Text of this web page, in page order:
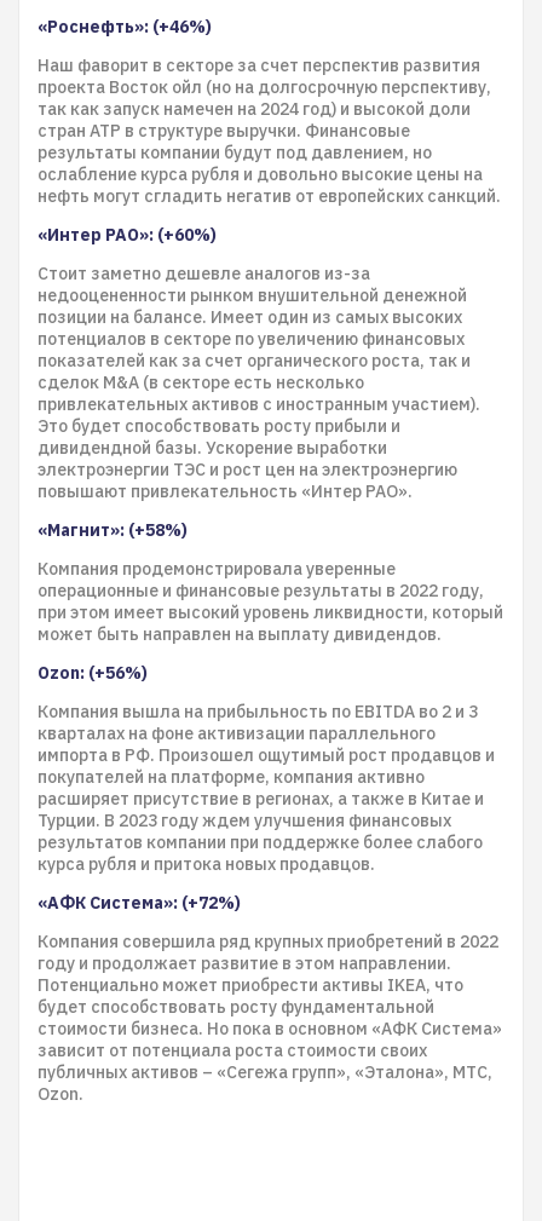
«Роснефть»: (+46%)
Наш фаворит в секторе за счет перспектив развития
проекта Восток ойл (но на долгосрочную перспективу,
так как запуск намечен на 2024 год) и высокой доли
стран АТР в структуре выручки. Финансовые
результаты компании будут под давлением, но
ослабление курса рубля и довольно высокие цены на
нефть могут сгладить негатив от европейских санкций.
«Интер РАО»: (+60%)
Стоит заметно дешевле аналогов из-за
недооцененности рынком внушительной денежной
позиции на балансе. Имеет один из самых высоких
потенциалов в секторе по увеличению финансовых
показателей как за счет органического роста, так и
сделок M&A (в секторе есть несколько
привлекательных активов с иностранным участием).
Это будет способствовать росту прибыли и
дивидендной базы. Ускорение выработки
электроэнергии ТЭС и рост цен на электроэнергию
повышают привлекательность «Интер РАО».
«Магнит»: (+58%)
Компания продемонстрировала уверенные
операционные и финансовые результаты в 2022 году,
при этом имеет высокий уровень ликвидности, который
может быть направлен на выплату дивидендов.
Ozon: (+56%)
Компания вышла на прибыльность по EBITDA во 2 и 3
кварталах на фоне активизации параллельного
импорта в РФ. Произошел ощутимый рост продавцов и
покупателей на платформе, компания активно
расширяет присутствие в регионах, а также в Китае и
Турции. В 2023 году ждем улучшения финансовых
результатов компании при поддержке более слабого
курса рубля и притока новых продавцов.
«АФК Система»: (+72%)
Компания совершила ряд крупных приобретений в 2022
году и продолжает развитие в этом направлении.
Потенциально может приобрести активы IKEA, что
будет способствовать росту фундаментальной
стоимости бизнеса. Но пока в основном «АФК Система»
зависит от потенциала роста стоимости своих
публичных активов – «Сегежа групп», «Эталона», МТС,
Ozon.